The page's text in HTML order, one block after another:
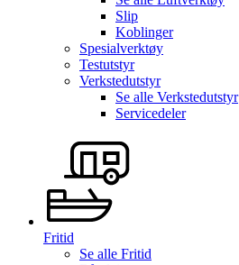
Slip
Koblinger
Spesialverktøy
Testutstyr
Verkstedutstyr
Se alle Verkstedutstyr
Servicedeler
Fritid
Se alle Fritid